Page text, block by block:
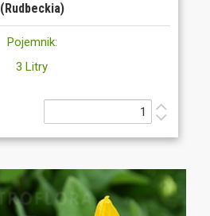
(Rudbeckia)
Pojemnik:
3 Litry